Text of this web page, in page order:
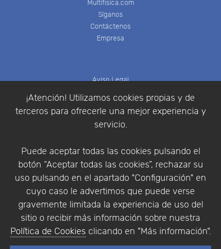
¡Atención! Utilizamos cookies propias y de
terceros para ofrecerle una mejor experiencia y
servicio.
Puede aceptar todas las cookies pulsando el
botón “Aceptar todas las cookies”, rechazar su
uso pulsando en el apartado "Configuración" en
cuyo caso le advertimos que puede verse
gravemente limitada la experiencia de uso del
sitio o recibir más información sobre nuestra
Política de Cookies clicando en "Más información".
Multifisica.com
Síganos
Contáctenos
Empresa
Aviso Legal
Política de Privacidad
Condiciones de compra
Identificarse
Empresa|Aviso Legal| Política de Privacidad |
Política de Cookies
© Copyright 1994 - 2026. Addlink Software
Científico, S.L.